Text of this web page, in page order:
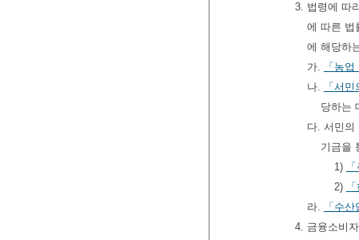
3. 법령에 따
에 따른 법
에 해당하
가.
「농
나.
「서
당하는
다. 서민
기금을
1)
2)
라.
「수
4. 금융소비